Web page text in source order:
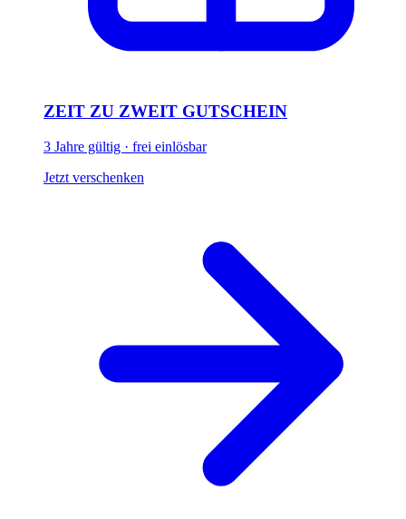
ZEIT ZU ZWEIT GUTSCHEIN
3 Jahre gültig · frei einlösbar
Jetzt verschenken